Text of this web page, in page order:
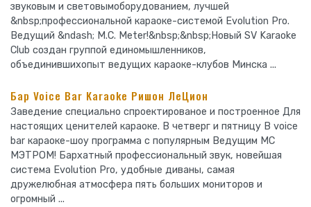
звуковым и световымоборудованием, лучшей
&nbsp;профессиональной караоке-системой Evolution Pro.
Ведущий &ndash; M.C. Meter!&nbsp;&nbsp;Новый SV Karaoke
Club создан группой единомышленников,
объединившихопыт ведущих караоке-клубов Минска ...
Бар Voice Bar Karaoke Ришон ЛеЦион
Заведение специально спроектированое и построенное Для
настоящих ценителей караоке. В четверг и пятницу В voice
bar караоке-шоу программа с популярным Ведущим МС
МЭТРОМ! Бархатный профессиональный звук, новейшая
система Evolution Pro, удобные диваны, самая
дружелюбная атмосфера пять больших мониторов и
огромный ...